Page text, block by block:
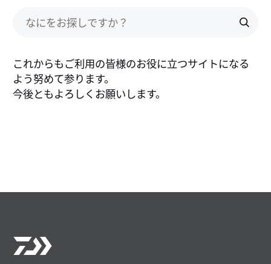
これからもご利用の皆様のお役に立つサイトになる
よう努めて参ります。
今後ともよろしくお願いします。